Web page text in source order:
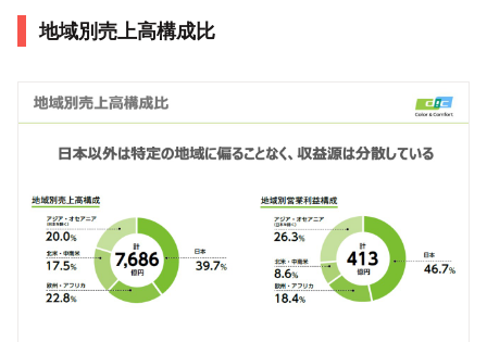
地域別売上高構成比